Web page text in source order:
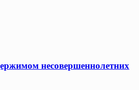
несовершеннолетних